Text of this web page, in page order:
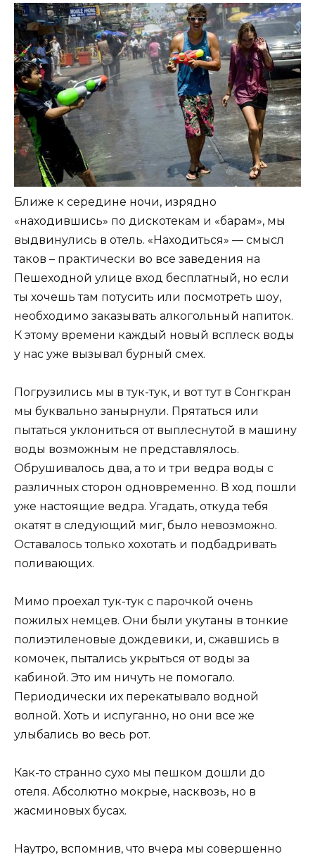
Ближе к середине ночи, изрядно
«находившись» по дискотекам и «барам», мы
выдвинулись в отель. «Находиться» — смысл
таков – практически во все заведения на
Пешеходной улице вход бесплатный, но если
ты хочешь там потусить или посмотреть шоу,
необходимо заказывать алкогольный напиток.
К этому времени каждый новый всплеск воды
у нас уже вызывал бурный смех.
Погрузились мы в тук-тук, и вот тут в Сонгкран
мы буквально занырнули. Прятаться или
пытаться уклониться от выплеснутой в машину
воды возможным не представлялось.
Обрушивалось два, а то и три ведра воды с
различных сторон одновременно. В ход пошли
уже настоящие ведра. Угадать, откуда тебя
окатят в следующий миг, было невозможно.
Оставалось только хохотать и подбадривать
поливающих.
Мимо проехал тук-тук с парочкой очень
пожилых немцев. Они были укутаны в тонкие
полиэтиленовые дождевики, и, сжавшись в
комочек, пытались укрыться от воды за
кабиной. Это им ничуть не помогало.
Периодически их перекатывало водной
волной. Хоть и испуганно, но они все же
улыбались во весь рот.
Как-то странно сухо мы пешком дошли до
отеля. Абсолютно мокрые, насквозь, но в
жасминовых бусах.
Наутро, вспомнив, что вчера мы совершенно